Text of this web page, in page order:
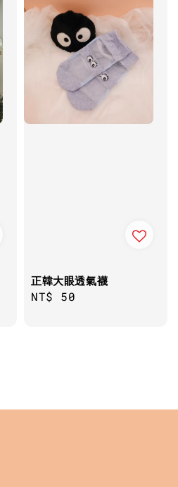
正韓大眼透氣襪
Regular
NT$ 50